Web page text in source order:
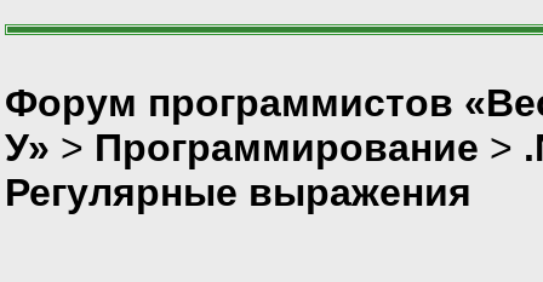
Форум программистов
У» > Программирование >
Регулярные выражения